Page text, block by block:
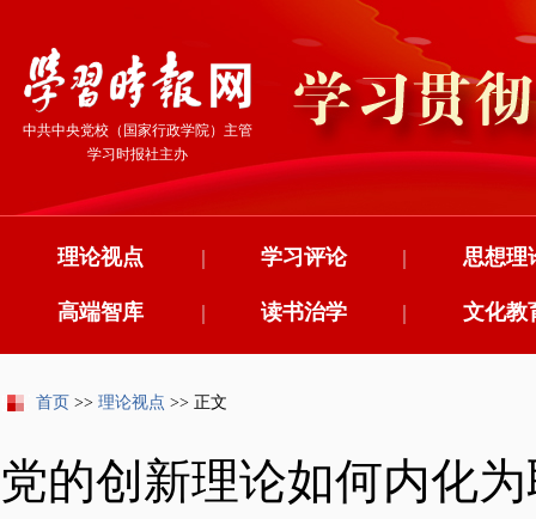
中共中央党校（国家行政学院）主管
学习时报社主办
理论视点 学习评论
| 思想理
|
高端智库 读书治学
| 文化教
|
首页 >> 理论视点 >> 正文
党的创新理论如何内化